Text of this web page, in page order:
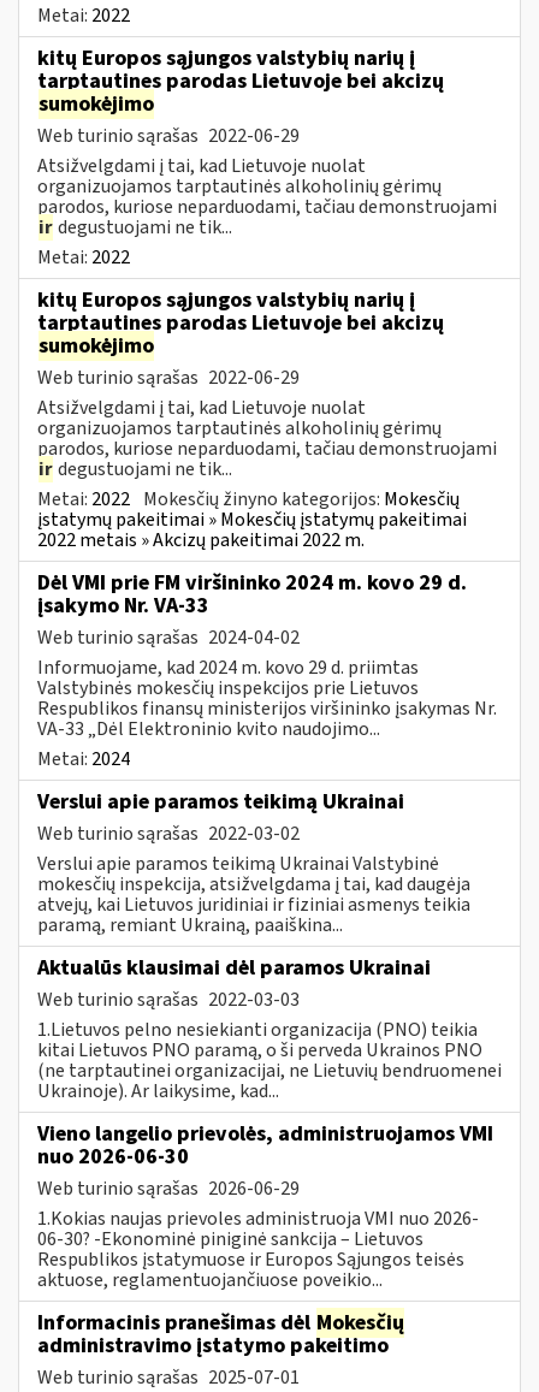
Metai: 2022
kitų Europos sąjungos valstybių narių į
tarptautines parodas Lietuvoje bei akcizų
sumokėjimo
Web turinio sąrašas 2022-06-29
Atsižvelgdami į tai, kad Lietuvoje nuolat
organizuojamos tarptautinės alkoholinių gėrimų
parodos, kuriose neparduodami, tačiau demonstruojami
irdegustuojami ne tik...
Metai: 2022
kitų Europos sąjungos valstybių narių į
tarptautines parodas Lietuvoje bei akcizų
sumokėjimo
Web turinio sąrašas 2022-06-29
Atsižvelgdami į tai, kad Lietuvoje nuolat
organizuojamos tarptautinės alkoholinių gėrimų
parodos, kuriose neparduodami, tačiau demonstruojami
irdegustuojami ne tik...
Metai: 2022 Mokesčių žinyno kategorijos: Mokesčių
įstatymų pakeitimai » Mokesčių įstatymų pakeitimai
2022 metais » Akcizų pakeitimai 2022 m.
Dėl VMI prie FM viršininko 2024 m. kovo 29 d.
įsakymo Nr. VA-33
Web turinio sąrašas 2024-04-02
Informuojame, kad 2024 m. kovo 29 d. priimtas
Valstybinės mokesčių inspekcijos prie Lietuvos
Respublikos finansų ministerijos viršininko įsakymas Nr.
VA-33 „Dėl Elektroninio kvito naudojimo...
Metai: 2024
Verslui apie paramos teikimą Ukrainai
Web turinio sąrašas 2022-03-02
Verslui apie paramos teikimą Ukrainai Valstybinė
mokesčių inspekcija, atsižvelgdama į tai, kad daugėja
atvejų, kai Lietuvos juridiniai ir fiziniai asmenys teikia
paramą, remiant Ukrainą, paaiškina...
Aktualūs klausimai dėl paramos Ukrainai
Web turinio sąrašas 2022-03-03
1.Lietuvos pelno nesiekianti organizacija (PNO) teikia
kitai Lietuvos PNO paramą, o ši perveda Ukrainos PNO
(ne tarptautinei organizacijai, ne Lietuvių bendruomenei
Ukrainoje). Ar laikysime, kad...
Vieno langelio prievolės, administruojamos VMI
nuo 2026-06-30
Web turinio sąrašas 2026-06-29
1.Kokias naujas prievoles administruoja VMI nuo 2026-
06-30? -Ekonominė piniginė sankcija – Lietuvos
Respublikos įstatymuose ir Europos Sąjungos teisės
aktuose, reglamentuojančiuose poveikio...
Informacinis pranešimas dėl Mokesčių
administravimo įstatymo pakeitimo
Web turinio sąrašas 2025-07-01